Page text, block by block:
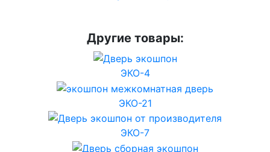
Другие товары:
ЭКО-4
ЭКО-21
ЭКО-7